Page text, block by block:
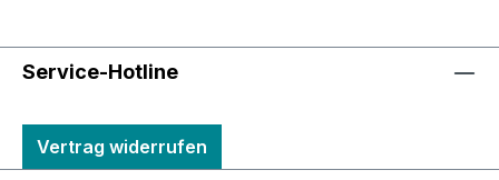
Service-Hotline
Vertrag widerrufen